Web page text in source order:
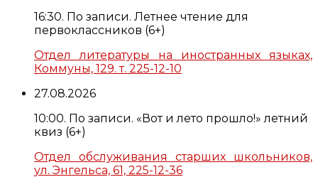
16:30. По записи. Летнее чтение для
первоклассников (6+)
Отдел литературы на иностранных языках,
Коммуны, 129. т. 225-12-10
27.08.2026
10:00. По записи. «Вот и лето прошло!» летний
квиз (6+)
Отдел обслуживания старших школьников,
ул. Энгельса, 61, 225-12-36